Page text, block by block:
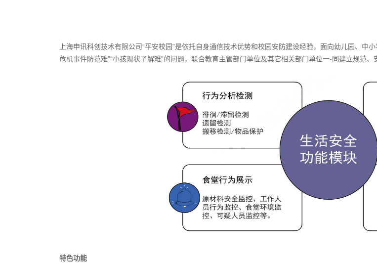
上海申讯科创技术有限公司“平安校园”是依托自身通信技术优势和校园安防建设经验，面向幼儿园、中
危机事件防范难”“小孩现状了解难”的问题，联合教育主管部门单位及其它相关部门单位一-同建立规范、
特色功能